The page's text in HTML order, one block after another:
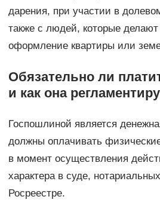
дарения, при участии в
также с людей, которые делают
оформление квартиры или
Обязательно ли
и как она
Госпошлиной является
должны оплачивать
в момент осуществления
характера в суде,
Росреестре.